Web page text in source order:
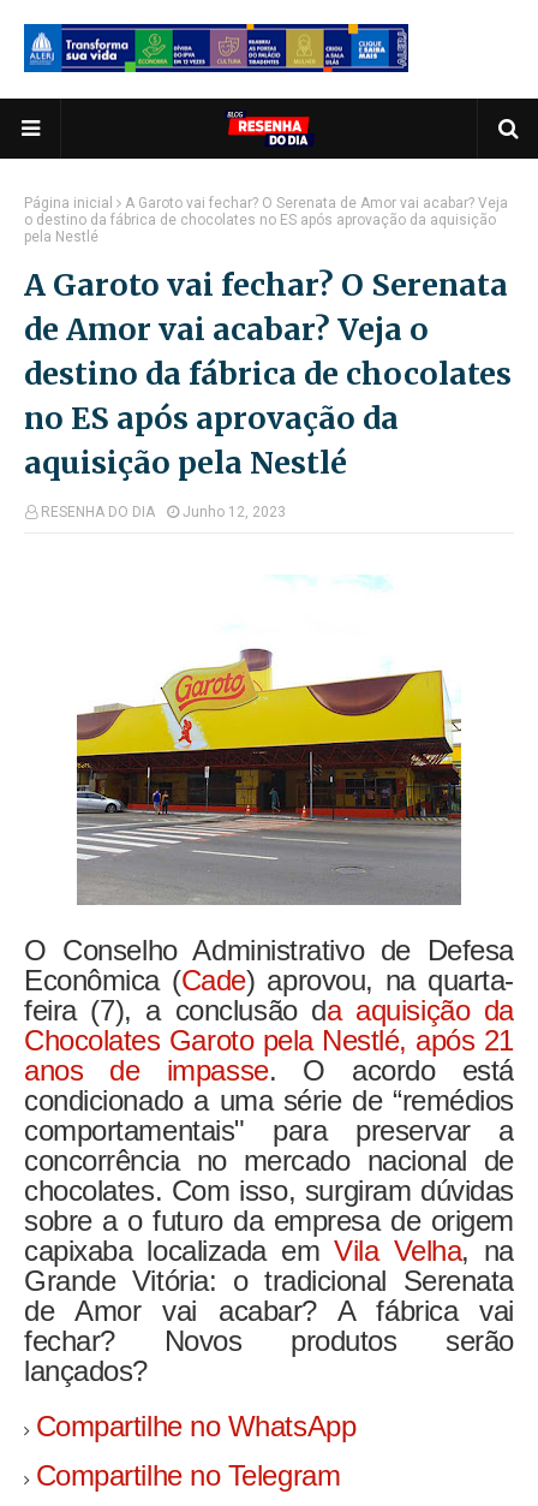
Página inicial
A Garoto vai fechar? O Serenata de Amor vai acabar? Veja
o destino da fábrica de chocolates no ES após aprovação da aquisição
pela Nestlé
A Garoto vai fechar? O Serenata
de Amor vai acabar? Veja o
destino da fábrica de chocolates
no ES após aprovação da
aquisição pela Nestlé
RESENHA DO DIA Junho 12, 2023
O Conselho Administrativo de Defesa
Econômica (Cade) aprovou, na quarta-
feira (7), a conclusão da aquisição da
Chocolates Garoto pela Nestlé, após 21
anos de impasse. O acordo está
condicionado a uma série de “remédios
comportamentais" para preservar a
concorrência no mercado nacional de
chocolates. Com isso, surgiram dúvidas
sobre a o futuro da empresa de origem
capixaba localizada em Vila Velha, na
Grande Vitória: o tradicional Serenata
de Amor vai acabar? A fábrica vai
fechar? Novos produtos serão
lançados?
Compartilhe no WhatsApp
Compartilhe no Telegram